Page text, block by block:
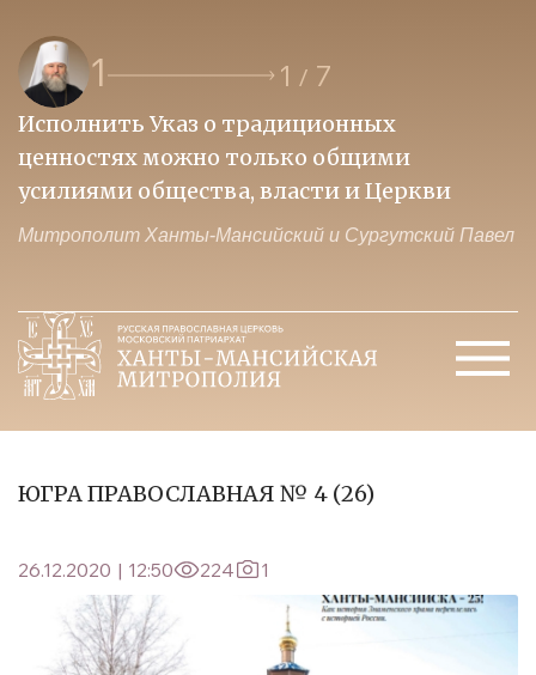
1 1 / 7
Исполнить Указ о традиционных
ценностях можно только общими
усилиями общества, власти и Церкви
Митрополит Ханты-Мансийский и Сургутский Павел
ЮГРА ПРАВОСЛАВНАЯ № 4 (26)
26.12.2020 | 12:50 224 1